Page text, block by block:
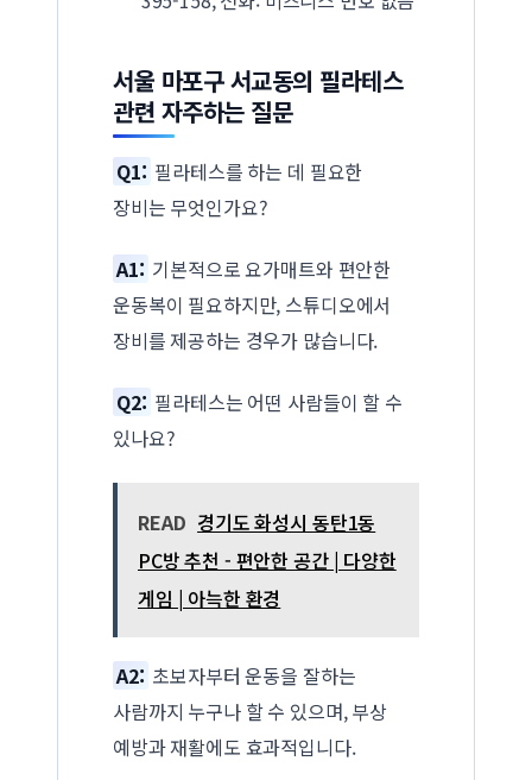
서울 마포구 서교동의 필라테스
관련 자주하는 질문
Q1: 필라테스를 하는 데 필요한
장비는 무엇인가요?
A1: 기본적으로 요가매트와 편안한
운동복이 필요하지만, 스튜디오에서
장비를 제공하는 경우가 많습니다.
Q2: 필라테스는 어떤 사람들이 할 수
있나요?
READ 경기도 화성시 동탄1동
PC방 추천 - 편안한 공간 | 다양한
게임 | 아늑한 환경
A2: 초보자부터 운동을 잘하는
사람까지 누구나 할 수 있으며, 부상
예방과 재활에도 효과적입니다.